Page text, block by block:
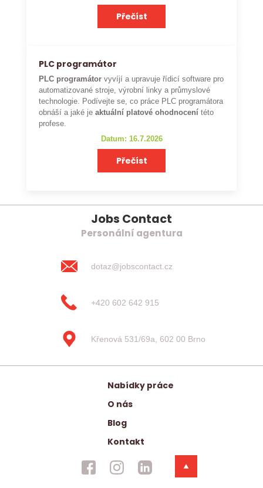
Přečíst
PLC programátor
PLC programátor vyvíjí a upravuje řídicí software pro
automatizované stroje, výrobní linky a průmyslové
technologie. Podívejte se, co práce PLC programátora
obnáší a jaké je aktuální platové ohodnocení této
profese.
Datum: 16.7.2026
Přečíst
Jobs Contact
Personální agentura
dotaz@jobscontact.cz
+420 602 642 915
Křenová 531/69a, 602 00 Brno
Nabídky práce
O nás
Blog
Kontakt